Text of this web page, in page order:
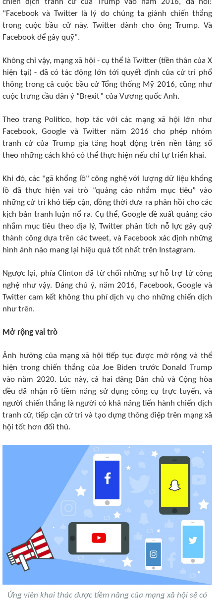
"Facebook và Twitter là lý do chúng ta giành chiến thắng
trong cuộc bầu cử này. Twitter dành cho ông Trump. Và
Facebook để gây quỹ".
Không chỉ vậy, mạng xã hội - cụ thể là Twitter (tiền thân của X
hiện tại) - đã có tác động lớn tới quyết định của cử tri phổ
thông trong cả cuộc bầu cử Tổng thống Mỹ 2016, cũng như
cuộc trưng cầu dân ý “Brexit” của Vương quốc Anh.
Theo trang Politico, hợp tác với các mạng xã hội lớn như
Facebook, Google và Twitter năm 2016 cho phép nhóm
tranh cử của Trump gia tăng hoạt động trên nền tảng số
theo những cách khó có thể thực hiện nếu chỉ tự triển khai.
Khi đó, các "gã khổng lồ" công nghệ với lượng dữ liệu khổng
lồ đã thực hiện vai trò “quảng cáo nhắm mục tiêu” vào
những cử tri khó tiếp cận, đồng thời đưa ra phản hồi cho các
kịch bản tranh luận nổ ra. Cụ thể, Google đề xuất quảng cáo
nhắm mục tiêu theo địa lý, Twitter phân tích nỗ lực gây quỹ
thành công dựa trên các tweet, và Facebook xác định những
hình ảnh nào mang lại hiệu quả tốt nhất trên Instagram.
Ngược lại, phía Clinton đã từ chối những sự hỗ trợ từ công
nghệ như vậy. Đáng chú ý, năm 2016, Facebook, Google và
Twitter cam kết không thu phí dịch vụ cho những chiến dịch
như trên.
Mở rộng vai trò
Ảnh hưởng của mạng xã hội tiếp tục được mở rộng và thể
hiện trong chiến thắng của Joe Biden trước Donald Trump
vào năm 2020. Lúc này, cả hai đảng Dân chủ và Cộng hòa
đều đã nhận rõ tiềm năng sử dụng công cụ trực tuyến, và
người chiến thắng là người có khả năng tiến hành chiến dịch
tranh cử, tiếp cận cử tri và tạo dựng thông điệp trên mạng xã
hội tốt hơn đối thủ.
Ứng viên khai thác được tiềm năng của mạng xã hội sẽ có